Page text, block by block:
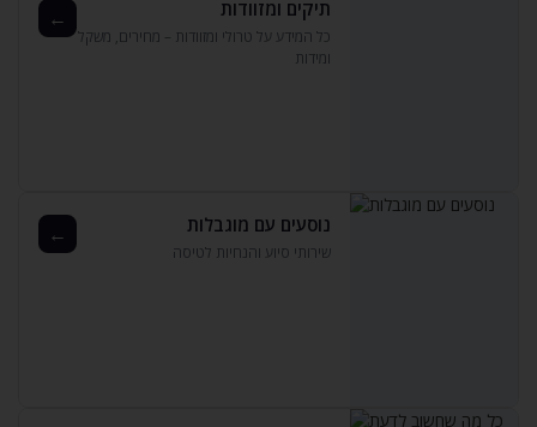
תיקים ומזוודות
כל המידע על טרולי ומזוודות – מחירים‚ משקל
ומידות
←
נוסעים עם מוגבלות
שירותי סיוע והנחיות לטיסה
←